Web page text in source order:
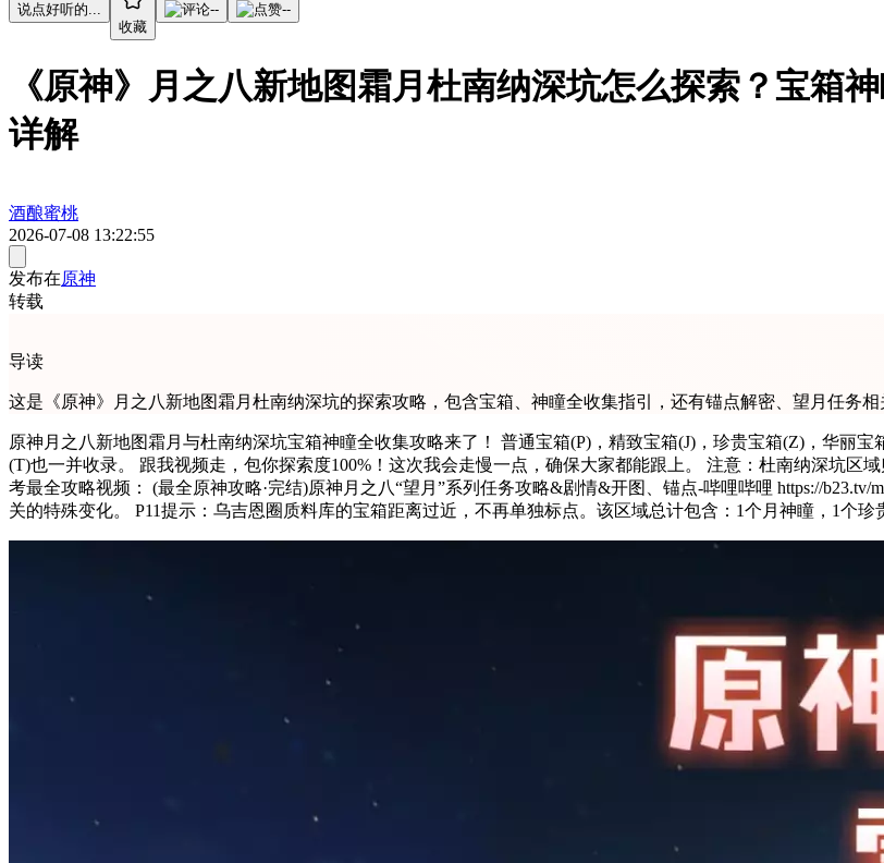
说点好听的...
收藏
-- --
《原神》月之八新地图霜月杜南纳深坑怎么探索？宝箱
详解
酒酿蜜桃
2026-07-08 13:22:55
发布在原神
转载
导读
这是《原神》月之八新地图霜月杜南纳深坑的探索攻略，包含宝箱、神瞳全收集指引，还有锚点解密、望月任务
原神月之八新地图霜月与杜南纳深坑宝箱神瞳全收集攻略来了！ 普通宝箱(P)，精致宝箱(J)，珍贵宝箱(Z)，华丽
(T)也一并收录。 跟我视频走，包你探索度100%！这次我会走慢一点，确保大家都能跟上。 注意：杜南纳深坑区
考最全攻略视频： (最全原神攻略·完结)原神月之八“望月”系列任务攻略&剧情&开图、锚点-哔哩哔哩 https://
关的特殊变化。 P11提示：乌吉恩圈质料库的宝箱距离过近，不再单独标点。该区域总计包含：1个月神瞳，1个珍